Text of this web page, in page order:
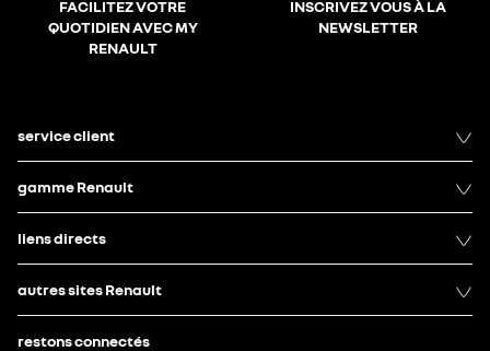
FACILITEZ VOTRE
QUOTIDIEN AVEC MY
RENAULT
INSCRIVEZ VOUS À LA
NEWSLETTER
service client
gamme Renault
liens directs
autres sites Renault
restons connectés